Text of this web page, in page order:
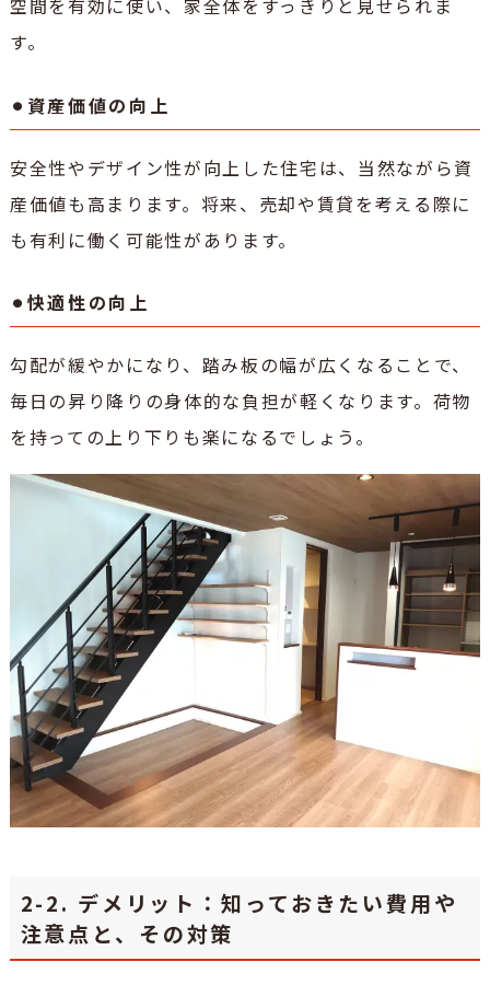
空間を有効に使い、家全体をすっきりと見せられま
す。
⚫︎資産価値の向上
安全性やデザイン性が向上した住宅は、当然ながら資
産価値も高まります。将来、売却や賃貸を考える際に
も有利に働く可能性があります。
⚫︎快適性の向上
勾配が緩やかになり、踏み板の幅が広くなることで、
毎日の昇り降りの身体的な負担が軽くなります。荷物
を持っての上り下りも楽になるでしょう。
2-2. デメリット：知っておきたい費用や
注意点と、その対策